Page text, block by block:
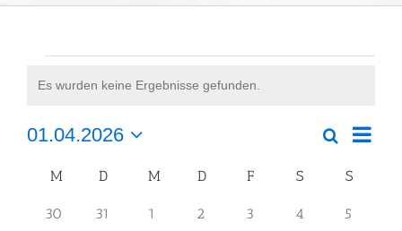
Veranstaltungen
Hinweis
Es wurden keine Ergebnisse gefunden.
Suche
Ansichten,
SucheMonat
01.04.2026
wählen.
Kalender
Veranstaltungen
MMONTAG
D DIENSTAG
M MITTWOCH
D DONNERSTAG
FFREITAG
SSAMSTAG
S
0
30
0
31
01
0
2
0
3
0
4
0
5